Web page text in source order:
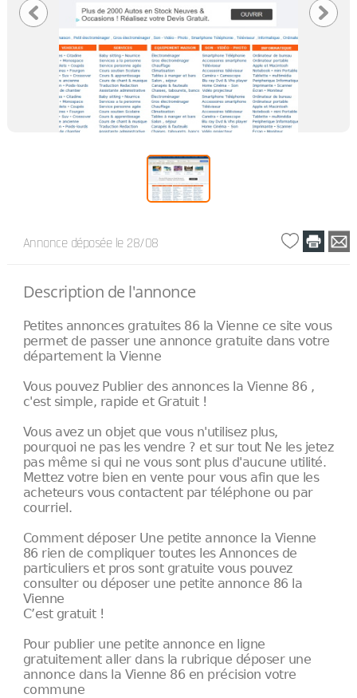
Annonce déposée le 28/08
Description de l'annonce
Petites annonces gratuites 86 la Vienne ce site vous
permet de passer une annonce gratuite dans votre
département la Vienne
Vous pouvez Publier des annonces la Vienne 86 ,
c'est simple, rapide et Gratuit !
Vous avez un objet que vous n'utilisez plus,
pourquoi ne pas les vendre ? et sur tout Ne les jetez
pas même si qui ne vous sont plus d'aucune utilité.
Mettez votre bien en vente pour vous afin que les
acheteurs vous contactent par téléphone ou par
courriel.
Comment déposer Une petite annonce la Vienne
86 rien de compliquer toutes les Annonces de
particuliers et pros sont gratuite vous pouvez
consulter ou déposer une petite annonce 86 la
Vienne
C’est gratuit !
Pour publier une petite annonce en ligne
gratuitement aller dans la rubrique déposer une
annonce dans la Vienne 86 en précision votre
commune